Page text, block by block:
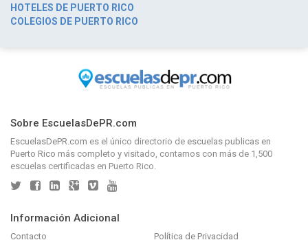
HOTELES DE PUERTO RICO
COLEGIOS DE PUERTO RICO
Sobre EscuelasDePR.com
EscuelasDePR.com es el único directorio de escuelas publicas en
Puerto Rico más completo y visitado, contamos con más de 1,500
escuelas certificadas en Puerto Rico.
Información Adicional
Contacto Política de Privacidad